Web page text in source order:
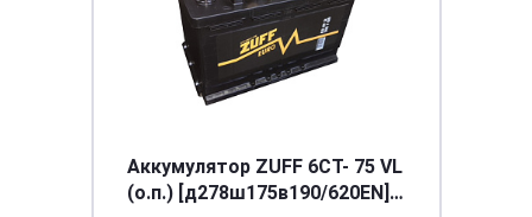
Аккумулятор ZUFF 6СТ- 75 VL
(о.п.) [д278ш175в190/620EN]